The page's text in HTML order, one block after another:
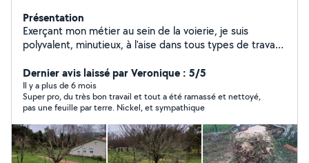
Présentation
Exerçant mon métier au sein de la voierie, je suis
polyvalent, minutieux, à l'aise dans tous types de travaux
entretien, taille, tonte, élagage, créations de massifs,
de potagers et de poulailler... Création de clôture à
panneau rigide... Nettoyage Karcher divers. Tout type
de peinture extérieur. Bricolage.... Intérieur : bricolage,
peinture, montage meubles, ponçage, rénovation, pose
de cuisine, faïence... N'hésitez pas à me contacter pour
toute question. Devis gratuit sur demande.
Dernier avis laissé par Veronique : 5/5
Il y a plus de 6 mois
Super pro, du très bon travail et tout a été ramassé et nettoyé,
pas une feuille par terre. Nickel, et sympathique